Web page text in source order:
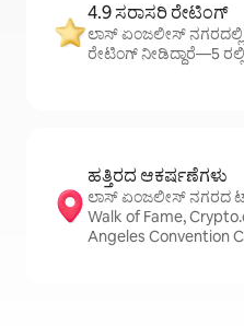
4.9 ಸರಾಸರಿ ರೇಟಿಂಗ್
ಲಾಸ್ ಏಂಜಲೀಸ್
ರೇಟಿಂಗ್ ನೀಡಿದ್ದಾರೆ—5
ಹತ್ತಿರದ ಆಕರ್ಷಣೆಗಳು
ಲಾಸ್ ಏಂಜಲೀಸ್ ನಗರದ
Walk of Fame,
Angeles Convention